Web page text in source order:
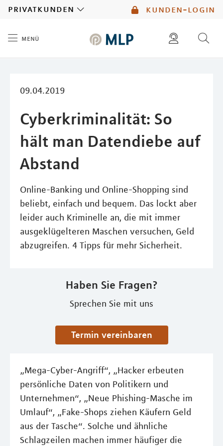
kunden-login
privatkunden
menü
09.04.2019
Cyberkriminalität: So
hält man Datendiebe auf
Abstand
Online-Banking und Online-Shopping sind
beliebt, einfach und bequem. Das lockt aber
leider auch Kriminelle an, die mit immer
ausgeklügelteren Maschen versuchen, Geld
abzugreifen. 4 Tipps für mehr Sicherheit.
Haben Sie Fragen?
Sprechen Sie mit uns
Termin vereinbaren
„Mega-Cyber-Angriff“, „Hacker erbeuten
persönliche Daten von Politikern und
Unternehmen“, „Neue Phishing-Masche im
Umlauf“, „Fake-Shops ziehen Käufern Geld
aus der Tasche“. Solche und ähnliche
Schlagzeilen machen immer häufiger die